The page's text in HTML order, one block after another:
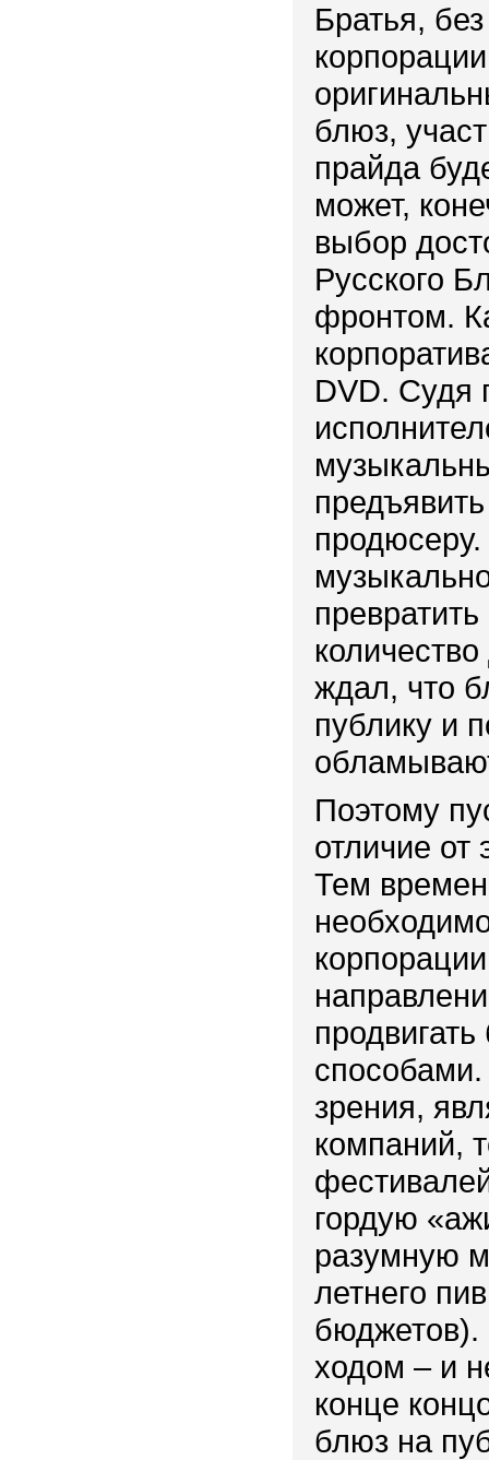
Братья,
блюз,
прайда
может,
выбор
Русского
фронтом.
DVD. Судя
ждал, что
публику и
Поэтому
отличие от
Тем
зрения,
компаний,
гордую
разумную
летнего
ходом – и
конце
блюз на